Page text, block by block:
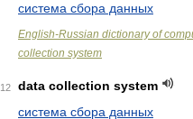
система сбора данных
English-Russian dictionary of
collection system
12
data collection system
система сбора данных